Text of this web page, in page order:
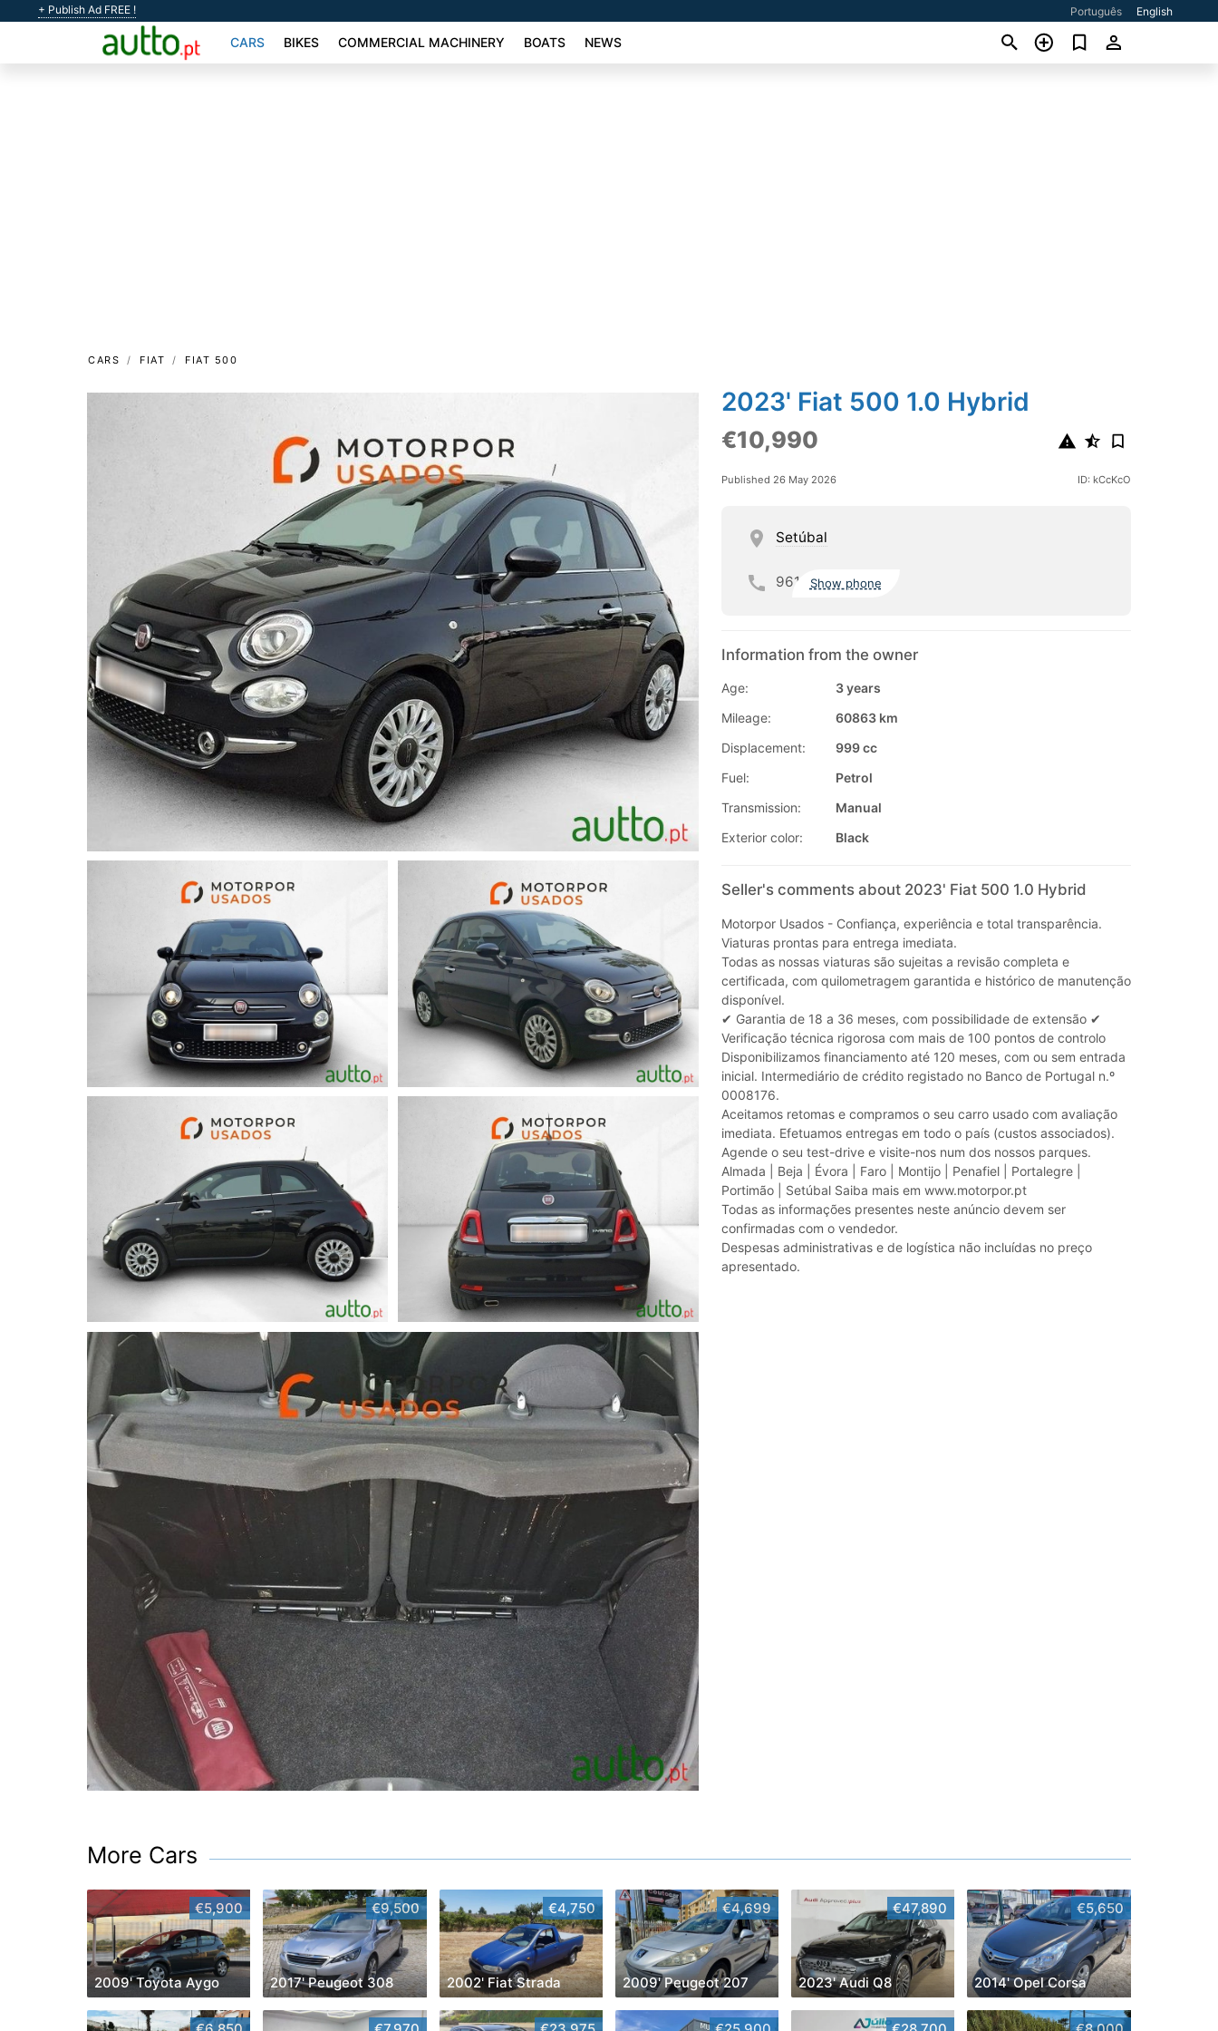
+ Publish Ad FREE ! Português English
CARS BIKES COMMERCIAL MACHINERY BOATS NEWS
CARS FIAT FIAT 500
2023' Fiat 500 1.0 Hybrid
€10,990
Published 26 May 2026 ID: kCcKcO
Setúbal
961 Show phone
Information from the owner
Age:
3 years
Mileage:
60863 km
Displacement:
999 cc
Fuel:
Petrol
Transmission:
Manual
Exterior color:
Black
Seller's comments about 2023' Fiat 500 1.0 Hybrid
Motorpor Usados - Confiança, experiência e total transparência.
Viaturas prontas para entrega imediata.
Todas as nossas viaturas são sujeitas a revisão completa e
certificada, com quilometragem garantida e histórico de manutenção
disponível.
✔ Garantia de 18 a 36 meses, com possibilidade de extensão ✔
Verificação técnica rigorosa com mais de 100 pontos de controlo
Disponibilizamos financiamento até 120 meses, com ou sem entrada
inicial. Intermediário de crédito registado no Banco de Portugal n.º
0008176.
Aceitamos retomas e compramos o seu carro usado com avaliação
imediata. Efetuamos entregas em todo o país (custos associados).
Agende o seu test-drive e visite-nos num dos nossos parques.
Almada | Beja | Évora | Faro | Montijo | Penafiel | Portalegre |
Portimão | Setúbal Saiba mais em www.motorpor.pt
Todas as informações presentes neste anúncio devem ser
confirmadas com o vendedor.
Despesas administrativas e de logística não incluídas no preço
apresentado.
More Cars
€5,900
2009' Toyota Aygo
€9,500
2017' Peugeot 308
€4,750
2002' Fiat Strada
€4,699
2009' Peugeot 207
€47,890
2023' Audi Q8
€5,650
2014' Opel Corsa